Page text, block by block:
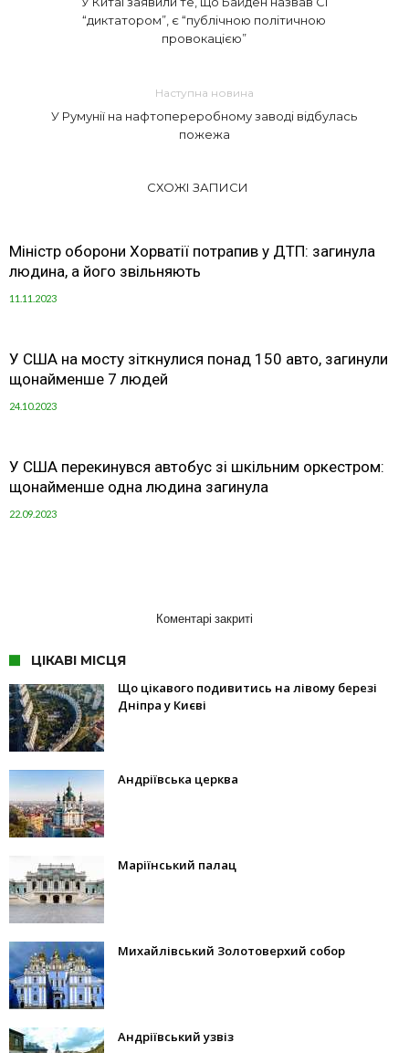
“диктатором”, є “публічною політичною
провокацією”
Наступна новина
У Румунії на нафтопереробному заводі відбулась
пожежа
СХОЖІ ЗАПИСИ
Міністр оборони Хорватії потрапив у ДТП: загинула
людина, а його звільняють
11.11.2023
У США на мосту зіткнулися понад 150 авто, загинули
щонайменше 7 людей
24.10.2023
У США перекинувся автобус зі шкільним оркестром:
щонайменше одна людина загинула
22.09.2023
Коментарі закриті
ЦІКАВІ МІСЦЯ
Що цікавого подивитись на лівому березі
Дніпра у Києві
Андріївська церква
Маріїнський палац
Михайлівський Золотоверхий собор
Андріївський узвіз